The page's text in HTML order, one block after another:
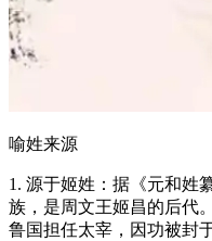
喻姓来源
1. 源于姬姓：据《元和姓
族，是周文王姬昌的后代
鲁国担任太宰，因功被封